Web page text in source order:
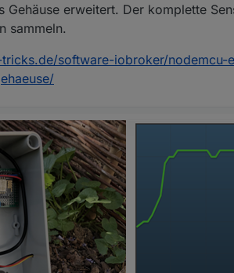
Gehäuse erweitert. Der komplette
sammeln.
software-iobroker/